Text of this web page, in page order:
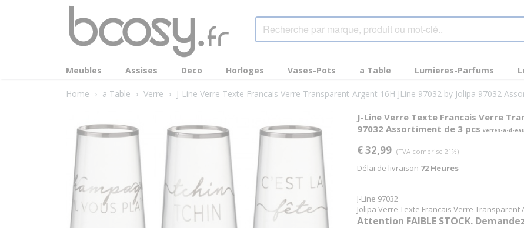
Meubles Assises Deco Horloges Vases-Pots a Table Lumieres-Parfums
Home › a Table › Verre › J-Line Verre Texte Francais Verre Transparent-Argent 16H JLine 97032 by Jolipa 97032
J-Line Verre Texte Francais Verre
97032 Assortiment de 3 pcs verres-a-d-eau
€ 32,99 (TVA comprise 21%)
Délai de livraison 72 Heures
J-Line 97032
Jolipa Verre Texte Francais Verre Transparent
Attention FAIBLE STOCK.